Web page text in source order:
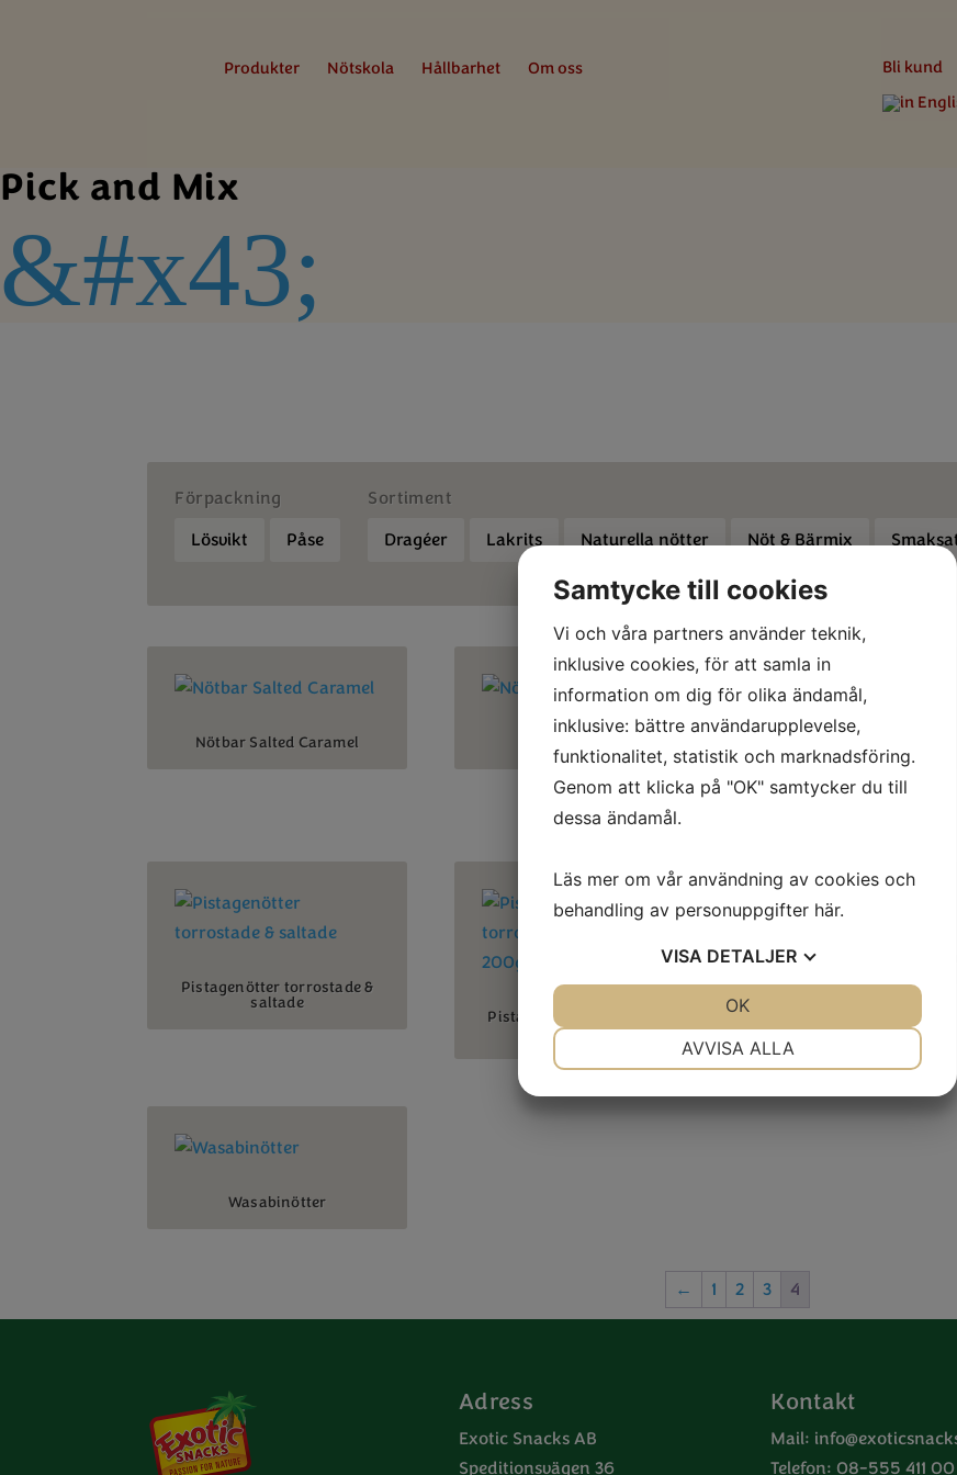
Produkter Nötskola Hållbarhet Om oss Bli kund
Pick and Mix
&#x43;
Förpackning
Lösvikt
Påse
Sortiment
Dragéer
Lakrits Naturella nötter Nöt & Bärmix
Nötbar Salted Caramel
Lakritsfudge
Pistagenötter torrostade &
saltade
Pistagenötter torrostade &
saltade 200g
Valnötter
Wasabinötter
← 1 2 3 4
Adress
Exotic Snacks AB
Speditionsvägen 36
Kontakt
Mail:
Telefon: 08-555 411 00
Samtycke till cookies
Vi och våra partners använder teknik,
inklusive cookies, för att samla in
information om dig för olika ändamål,
inklusive: bättre användarupplevelse,
funktionalitet, statistik och marknadsföring.
Genom att klicka på "OK" samtycker du till
dessa ändamål.
Läs mer om vår användning av cookies och
behandling av personuppgifter här.
VISA DETALJER
AVVISA ALLA
OK